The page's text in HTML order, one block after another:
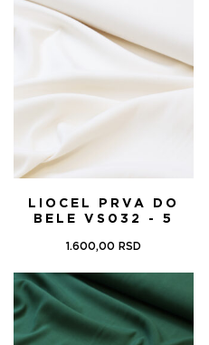
LIOCEL PRVA DO
BELE VS032 - 5
1.600,00 RSD